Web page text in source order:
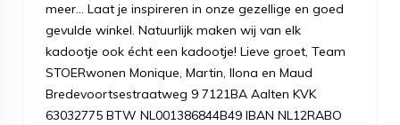
meer... Laat je inspireren in onze gezellige en goed
gevulde winkel. Natuurlijk maken wij van elk
kadootje ook écht een kadootje! Lieve groet, Team
STOERwonen Monique, Martin, Ilona en Maud
Bredevoortsestraatweg 9 7121BA Aalten KVK
63032775 BTW NL001386844B49 IBAN NL12RABO